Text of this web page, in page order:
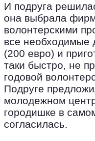
И подруга
она выбрала
волонтерскими
все необходимые
(200 евро) и
таки быстро, не
годовой
Подруге
молодежном
городишке в
согласилась.